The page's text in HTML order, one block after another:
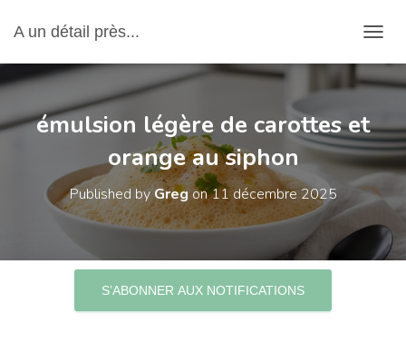
A un détail près...
émulsion légère de carottes et
orange au siphon
Published byGregon11 décembre 2025
S’ABONNER AUX NOTIFICATIONS